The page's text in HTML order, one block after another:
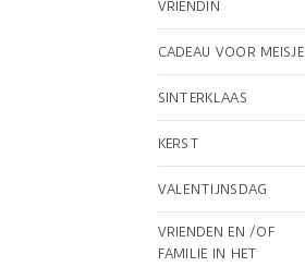
VRIENDIN
CADEAU VOOR MEISJE
SINTERKLAAS
KERST
VALENTIJNSDAG
VRIENDEN EN /OF
FAMILIE IN HET